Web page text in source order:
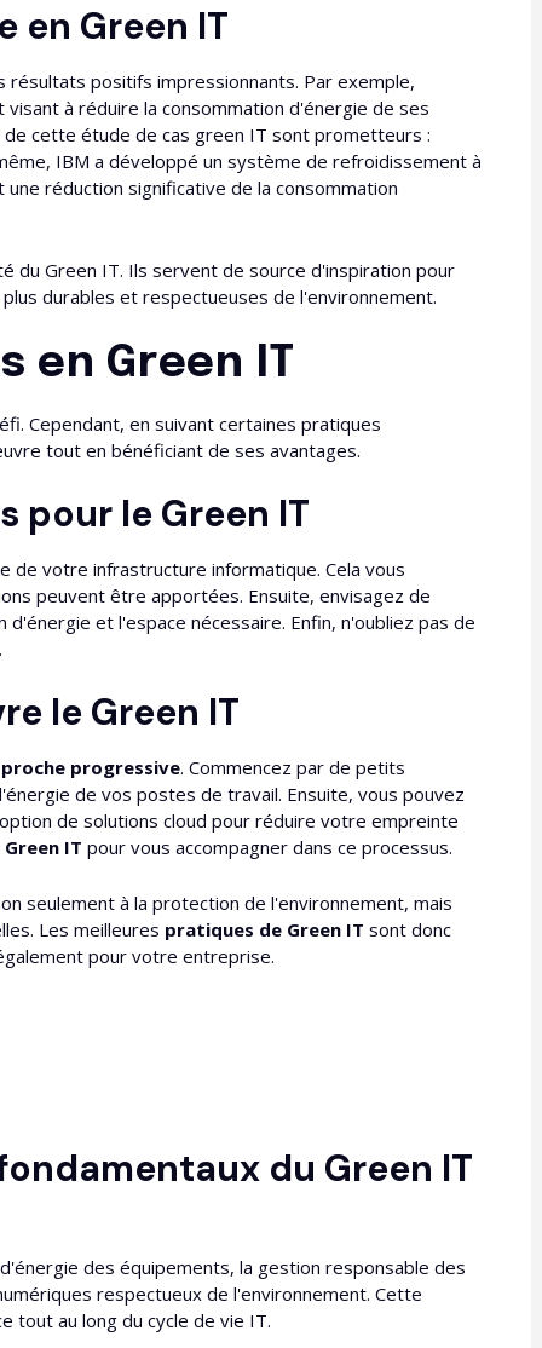
en Green IT
positifs impressionnants. Par exemple,
à réduire la consommation d'énergie de ses
cette étude de cas green IT sont prometteurs :
IBM a développé un système de refroidissement à
réduction significative de la consommation
du Green IT. Ils servent de source d'inspiration pour
durables et respectueuses de l'environnement.
en Green IT
Cependant, en suivant certaines pratiques
tout en bénéficiant de ses avantages.
pour le Green IT
de votre infrastructure informatique. Cela vous
peuvent être apportées. Ensuite, envisagez de
et l'espace nécessaire. Enfin, n'oubliez pas de
le Green IT
progressive. Commencez par de petits
de vos postes de travail. Ensuite, vous pouvez
de solutions cloud pour réduire votre empreinte
IT pour vous accompagner dans ce processus.
seulement à la protection de l'environnement, mais
Les meilleures pratiques de Green IT sont donc
pour votre entreprise.
du Green IT
des équipements, la gestion responsable des
respectueux de l'environnement. Cette
tout au long du cycle de vie IT.​